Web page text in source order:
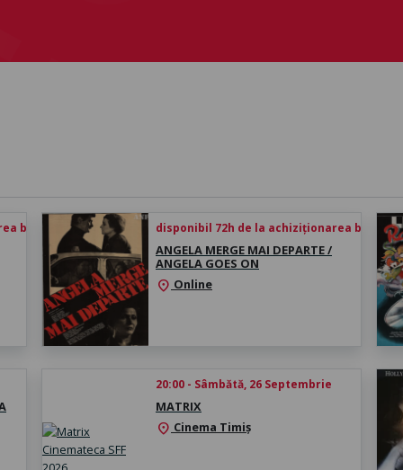
biletului disponibil 72h de la achiziționarea biletului
ANGELA MERGE MAI DEPARTE /
ANGELA GOES ON
location_on Online
20:00 - Sâmbătă, 26 Septembrie
MATRIX
location_on Cinema Timiș